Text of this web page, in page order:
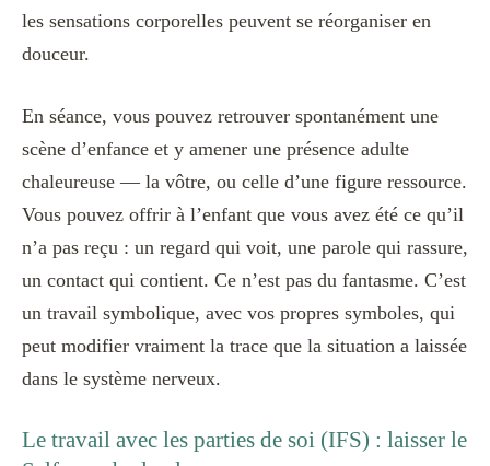
les sensations corporelles peuvent se réorganiser en
douceur.
En séance, vous pouvez retrouver spontanément une
scène d’enfance et y amener une présence adulte
chaleureuse — la vôtre, ou celle d’une figure ressource.
Vous pouvez offrir à l’enfant que vous avez été ce qu’il
n’a pas reçu : un regard qui voit, une parole qui rassure,
un contact qui contient. Ce n’est pas du fantasme. C’est
un travail symbolique, avec vos propres symboles, qui
peut modifier vraiment la trace que la situation a laissée
dans le système nerveux.
Le travail avec les parties de soi (IFS) : laisser le